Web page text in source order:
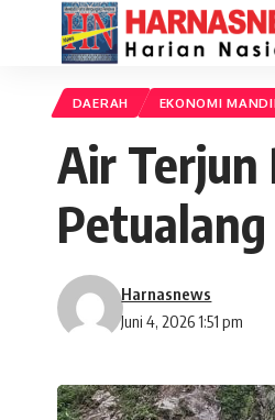
DAERAH EKONOMI
Air Terjun
Juni 4, 2026 1:51 pm
Harnasnews